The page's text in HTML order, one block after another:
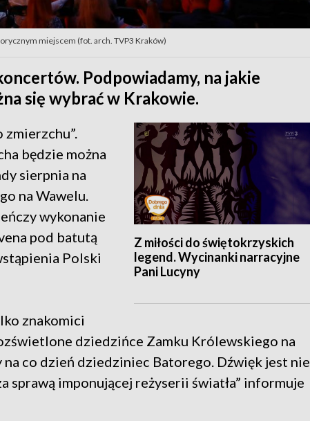
miejscem (fot. arch. TVP3 Kraków)
Podpowiadamy, na jakie
się wybrać w Krakowie.
Z miłości do świętokrzyskich
legend. Wycinanki narracyjne
Pani Lucyny
będzie można
sierpnia na
na Wawelu.
wykonanie
pod batutą
Polski
znakomici
dziedzińce Zamku Królewskiego na
co dzień dziedziniec Batorego. Dźwięk jest nie
sprawą imponującej reżyserii światła” informuje